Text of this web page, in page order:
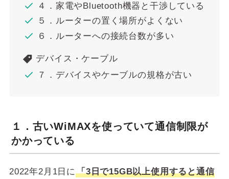
４．家電やBluetooth機器と干渉している
５．ルーターの置く場所がよくない
６．ルーターへの接続台数が多い
デバイス・ケーブル
７．デバイスやケーブルの規格が古い
１．古いWiMAXを使っていて通信制限が
かかっている
2022年2月1日に 「3日で15GB以上使用すると通信